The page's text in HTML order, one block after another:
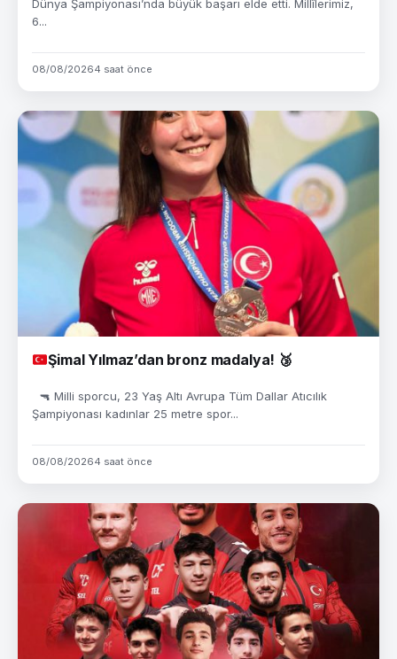
Dünya Şampiyonası’nda büyük başarı elde etti. Millîlerimiz,
6...
08/08/20264 saat önce
Şimal Yılmaz’dan bronz madalya! 🥉
🔫 Milli sporcu, 23 Yaş Altı Avrupa Tüm Dallar Atıcılık
Şampiyonası kadınlar 25 metre spor...
08/08/20264 saat önce